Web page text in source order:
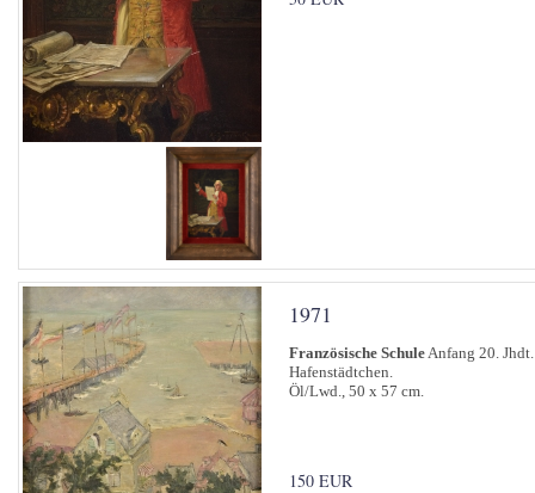
1971
Französische SchuleAnfang 20. Jhdt.
Hafenstädtchen.
Öl/Lwd., 50 x 57 cm.
150 EUR